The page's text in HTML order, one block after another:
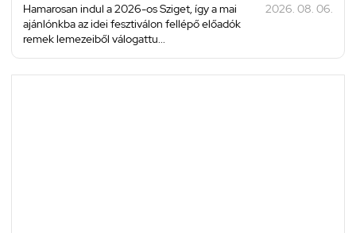
Hamarosan indul a 2026-os Sziget, így a mai
ajánlónkba az idei fesztiválon fellépő előadók
remek lemezeiből válogattu...
2026. 08. 06.